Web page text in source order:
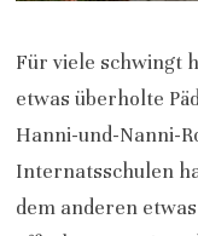
Für viele schwingt
etwas überholte
Hanni-und-Nanni-
Internatsschulen
dem anderen